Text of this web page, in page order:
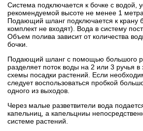
Система подключается к бочке с водой,
рекомендуемой высоте не менее 1
Подающий шланг подключается к крану
комплект не входят). Вода в систему
Объем полива зависит от количества
бочки.
Подающий шланг с помощью большого
разделяет поток воды на 2 или 3 ручья в
схемы посадки растений. Если
следует воспользоваться пробкой
одного из выходов.
Через малые разветвители вода
капельниц, а капельцниы
системе растений.